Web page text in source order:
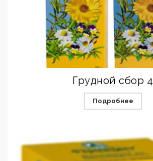
Грудной сбор 4
Подробнее